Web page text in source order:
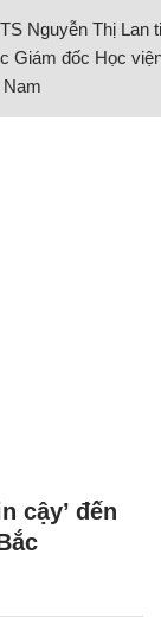
Nguyễn Thị Lan
Giám đốc Học
Nam
cậy’ đến